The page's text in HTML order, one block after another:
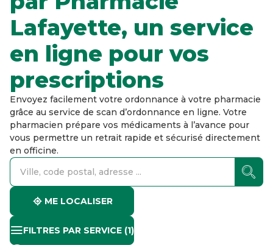
Lafayette, un service
en ligne pour vos
prescriptions
Envoyez facilement votre ordonnance à votre pharmacie
grâce au service de scan d’ordonnance en ligne. Votre
pharmacien prépare vos médicaments à l’avance pour
vous permettre un retrait rapide et sécurisé directement
en officine.
accessibility.searchform.label.searchform
accessibility.searchform.label.searchinput
accessibility.searchform.autocomplete_status
ME LOCALISER
FILTRES PAR SERVICE (1)